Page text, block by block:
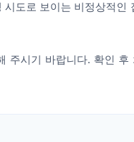
도로 보이는 비정상적인
주시기 바랍니다. 확인 후